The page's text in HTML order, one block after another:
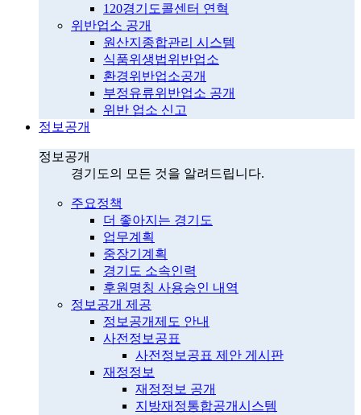
120경기도콜센터 연혁
위반업소 공개
원산지종합관리 시스템
식품위생법위반업소
환경위반업소공개
부정유류위반업소 공개
위반 업소 신고
정보공개
정보공개
경기도의 모든 것을 알려드립니다.
주요정책
더 좋아지는 경기도
업무계획
중장기계획
경기도 소속인력
후원명칭 사용승인 내역
정보공개 제공
정보공개제도 안내
사전정보공표
사전정보공표 제안 게시판
재정정보
재정정보 공개
지방재정통합공개시스템